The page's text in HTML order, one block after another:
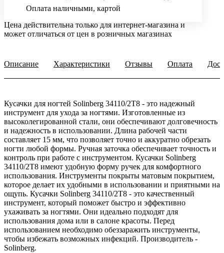
Оплата наличными, картой
Цена действительна только для интернет-магазина и
может отличаться от цен в розничных магазинах
Описание Характеристики Отзывы Оплата
Кусачки для ногтей Solinberg 34110/2T8 - это надежный
инструмент для ухода за ногтями. Изготовленные из
высоколегированной стали, они обеспечивают долговечность
и надежность в использовании. Длина рабочей части
составляет 15 мм, что позволяет точно и аккуратно обрезать
ногти любой формы. Ручная заточка обеспечивает точность и
контроль при работе с инструментом. Кусачки Solinberg
34110/2T8 имеют удобную форму ручек для комфортного
использования. Инструменты покрыты матовым покрытием,
которое делает их удобными в использовании и приятными на
ощупь. Кусачки Solinberg 34110/2T8 - это качественный
инструмент, который поможет быстро и эффективно
ухаживать за ногтями. Они идеально подходят для
использования дома или в салоне красоты. Перед
использованием необходимо обеззаражить инструменты,
чтобы избежать возможных инфекций. Производитель -
Solinberg.